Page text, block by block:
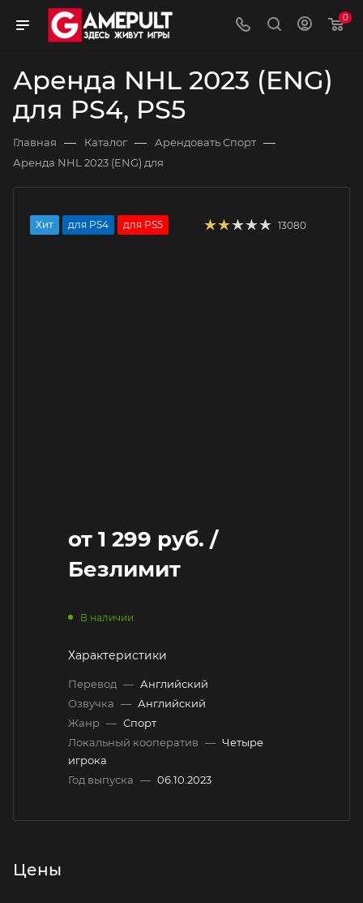
0
Аренда NHL 2023 (ENG)
для PS4, PS5
Главная — Каталог — Арендовать Спорт —
Аренда NHL 2023 (ENG) для
Хит для PS4 для PS5 13080
от 1 299 руб. /
Безлимит
В наличии
Характеристики
Перевод — Английский
Озвучка — Английский
Жанр — Спорт
Локальный кооператив — Четыре
игрока
Год выпуска — 06.10.2023
Цены